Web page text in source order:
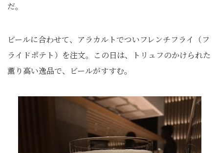
だ。
ビールに合わせて、アラカルトでついフレンチフライ（フ
ライドポテト）を注文。この日は、トリュフのかけられた
薫り高い逸品で、ビールがすすむ。